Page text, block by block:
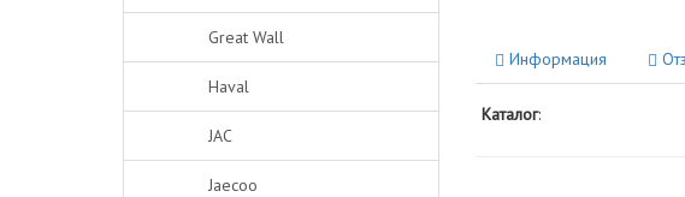
Great Wall
Haval
JAC
Jaecoo
Информация
Каталог: